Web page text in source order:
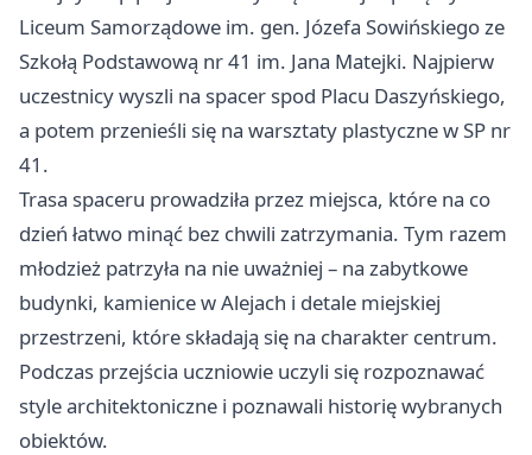
Liceum Samorządowe im. gen. Józefa Sowińskiego ze
Szkołą Podstawową nr 41 im. Jana Matejki. Najpierw
uczestnicy wyszli na spacer spod Placu Daszyńskiego,
a potem przenieśli się na warsztaty plastyczne w SP nr
41.
Trasa spaceru prowadziła przez miejsca, które na co
dzień łatwo minąć bez chwili zatrzymania. Tym razem
młodzież patrzyła na nie uważniej – na zabytkowe
budynki, kamienice w Alejach i detale miejskiej
przestrzeni, które składają się na charakter centrum.
Podczas przejścia uczniowie uczyli się rozpoznawać
style architektoniczne i poznawali historię wybranych
obiektów.